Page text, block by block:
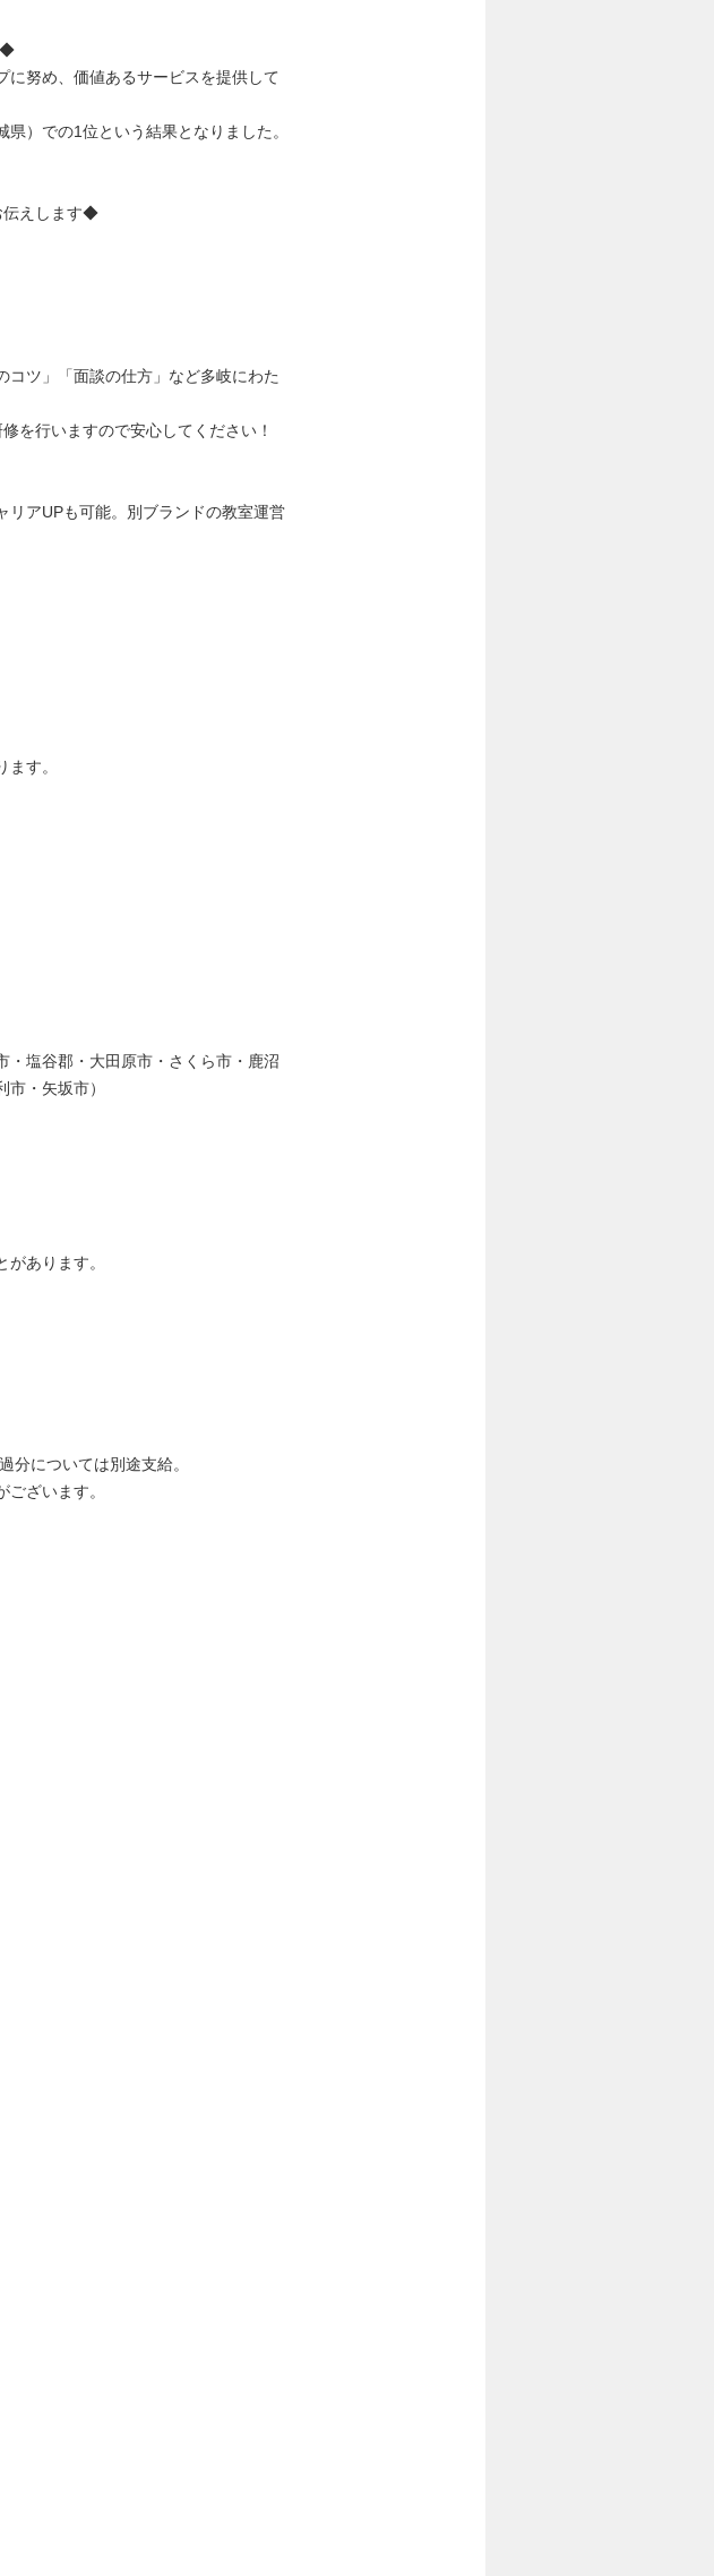
◆
に努め、価値あるサービスを提供して
）での1位という結果となりました。
伝えします◆
ツ」「面談の仕方」など多岐にわた
を行いますので安心してください！
リアUPも可能。別ブランドの教室運営
す。
・塩谷郡・大田原市・さくら市・鹿沼
・矢坂市）
あります。
については別途支給。
ざいます。